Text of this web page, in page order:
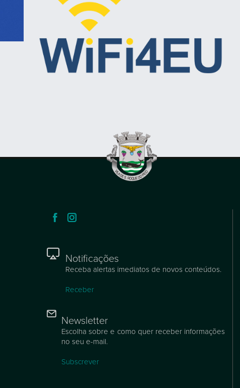
Notificações
Receba alertas imediatos de novos conteúdos.
Receber
Newsletter
Escolha sobre e como quer receber informações
no seu e-mail.
Subscrever